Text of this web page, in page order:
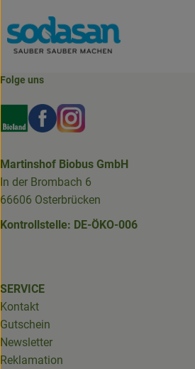
Folge uns
Externer Link zu https://
Externer Link zu https://
Externer Link zu
Martinshof Biobus GmbH
In der Brombach 6
66606 Osterbrücken
Kontrollstelle: DE-ÖKO-006
SERVICE
Kontakt
Gutschein
Newsletter
Reklamation